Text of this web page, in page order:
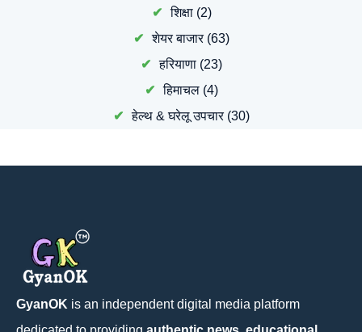
शिक्षा(2)
शेयर बाजार(63)
हरियाणा (23)
हिमाचल (4)
हेल्थ & घरेलू उपचार(30)
GyanOK is an independent digital media platform